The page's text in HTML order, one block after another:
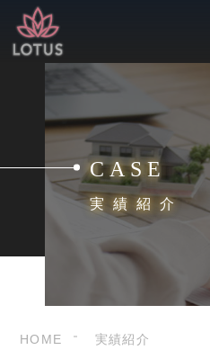
CASE
実績紹介
HOME
実績紹介